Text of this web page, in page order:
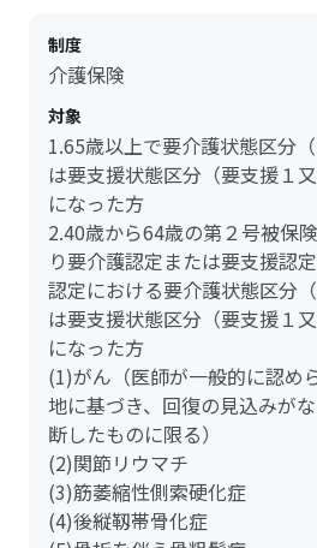
制度
介護保険
対象
1.65歳以上で要介護状態区分
は要支援状態区分（要支援１
になった方
2.40歳から64歳の第２号被保
り要介護認定または要支援認
認定における要介護状態区分
は要支援状態区分（要支援１
になった方
(1)がん（医師が一般的に認め
地に基づき、回復の見込みが
断したものに限る）
(2)関節リウマチ
(3)筋萎縮性側索硬化症
(4)後縦靱帯骨化症